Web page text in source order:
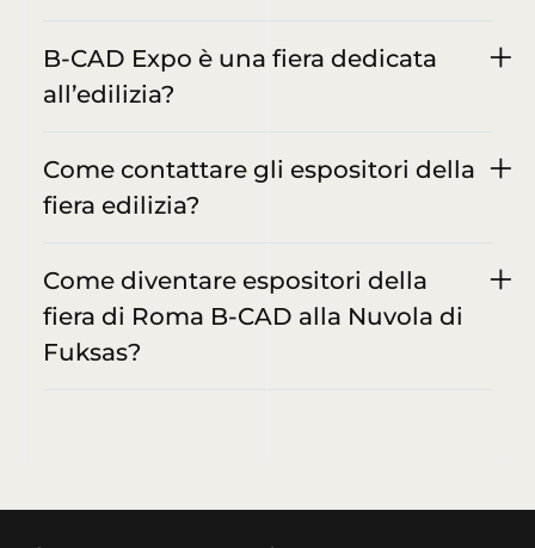
B-CAD Expo è una fiera dedicata
all’edilizia?
Come contattare gli espositori della
fiera edilizia?
Come diventare espositori della
fiera di Roma B-CAD alla Nuvola di
Fuksas?